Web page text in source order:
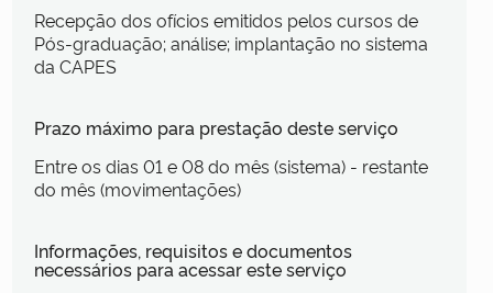
Recepção dos ofícios emitidos pelos cursos de
Pós-graduação; análise; implantação no sistema
da CAPES
Prazo máximo para prestação deste serviço
Entre os dias 01 e 08 do mês (sistema) - restante
do mês (movimentações)
Informações, requisitos e documentos
necessários para acessar este serviço